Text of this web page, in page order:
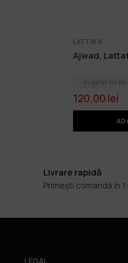
LATTAFA
Ajwad,
Inspirat din
120,00 lei
Livrare rapidă
Primești comandă în
LEGAL